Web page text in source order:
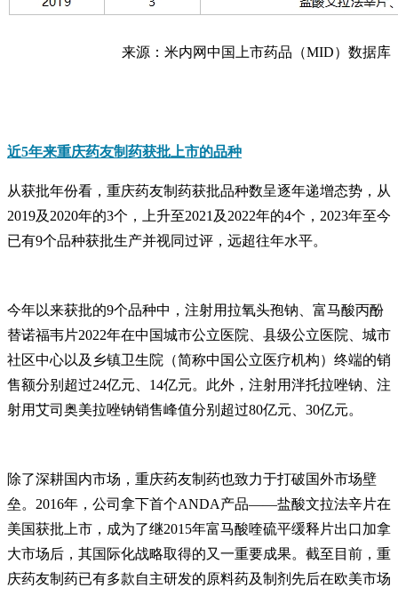
来源：米内网中国上市药品（MID）数据库
近5年来重庆药友制药获批上市的品种
从获批年份看，重庆药友制药获批品种数呈逐年递增态势，从
2019及2020年的3个，上升至2021及2022年的4个，2023年至今
已有9个品种获批生产并视同过评，远超往年水平。
今年以来获批的9个品种中，注射用拉氧头孢钠、富马酸丙酚
替诺福韦片2022年在中国城市公立医院、县级公立医院、城市
社区中心以及乡镇卫生院（简称中国公立医疗机构）终端的销
售额分别超过24亿元、14亿元。此外，注射用泮托拉唑钠、注
射用艾司奥美拉唑钠销售峰值分别超过80亿元、30亿元。
除了深耕国内市场，重庆药友制药也致力于打破国外市场壁
垒。2016年，公司拿下首个ANDA产品——盐酸文拉法辛片在
美国获批上市，成为了继2015年富马酸喹硫平缓释片出口加拿
大市场后，其国际化战略取得的又一重要成果。截至目前，重
庆药友制药已有多款自主研发的原料药及制剂先后在欧美市场